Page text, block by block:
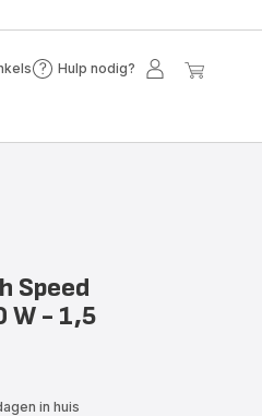
Hulp nodig?
Hulp
Mijn
Speed
W - 1,5
in huis